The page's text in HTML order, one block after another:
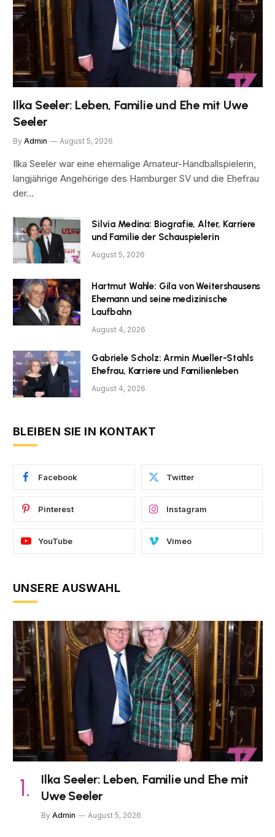
Ilka Seeler: Leben, Familie und Ehe mit Uwe
Seeler
By Admin August 5, 2026
Ilka Seeler war eine ehemalige Amateur-Handballspielerin,
langjährige Angehörige des Hamburger SV und die Ehefrau
der…
Silvia Medina: Biografie, Alter, Karriere
und Familie der Schauspielerin
August 5, 2026
Hartmut Wahle: Gila von Weitershausens
Ehemann und seine medizinische
Laufbahn
August 4, 2026
Gabriele Scholz: Armin Mueller-Stahls
Ehefrau, Karriere und Familienleben
August 4, 2026
BLEIBEN SIE IN KONTAKT
Facebook Twitter
Pinterest Instagram
YouTube Vimeo
UNSERE AUSWAHL
Ilka Seeler: Leben, Familie und Ehe mit
Uwe Seeler
By Admin August 5, 2026